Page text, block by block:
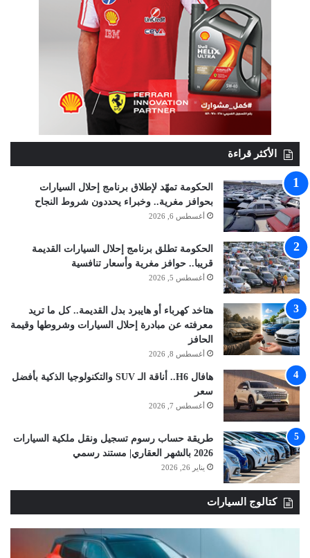
الأكثر قراءة
الحكومة تمهّد لإطلاق برنامج إحلال السيارات
بحوافز مغرية.. وخبراء يحددون شروط النجاح
أغسطس 6, 2026
الحكومة تطلق برنامج إحلال السيارات القديمة
قريبا.. حوافز مغرية وأسعار تنافسية
أغسطس 5, 2026
هتاخد كهرباء أو هايبرد بدل القديمة.. كل ما تريد
معرفته عن مبادرة إحلال السيارات وشروطها وقيمة
الحافز
أغسطس 8, 2026
هافال H6.. أناقة الـ SUV والتكنولوجيا الذكية بأفضل
سعر
أغسطس 7, 2026
طريقة حساب رسوم تسجيل ونقل ملكية السيارات
2026 بالشهر العقاري| مستند رسمي
يناير 26, 2026
كتالوج السيارات